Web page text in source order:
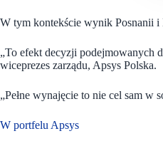
W tym kontekście wynik Posnanii i
„To efekt decyzji podejmowanych
wiceprezes zarządu, Apsys Polska.
„Pełne wynajęcie to nie cel sam w
W portfelu Apsys